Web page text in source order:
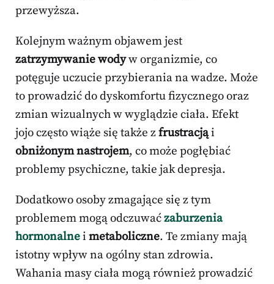
przewyższa.
Kolejnym ważnym objawem jest
zatrzymywanie wodyw organizmie, co
potęguje uczucie przybierania na wadze. Może
to prowadzić do dyskomfortu fizycznego oraz
zmian wizualnych w wyglądzie ciała. Efekt
jojo często wiąże się także zfrustracjąi
obniżonym nastrojem, co może pogłębiać
problemy psychiczne, takie jak depresja.
Dodatkowo osoby zmagające się z tym
problemem mogą odczuwaćzaburzenia
hormonalnei metaboliczne. Te zmiany mają
istotny wpływ na ogólny stan zdrowia.
Wahania masy ciała mogą również prowadzić